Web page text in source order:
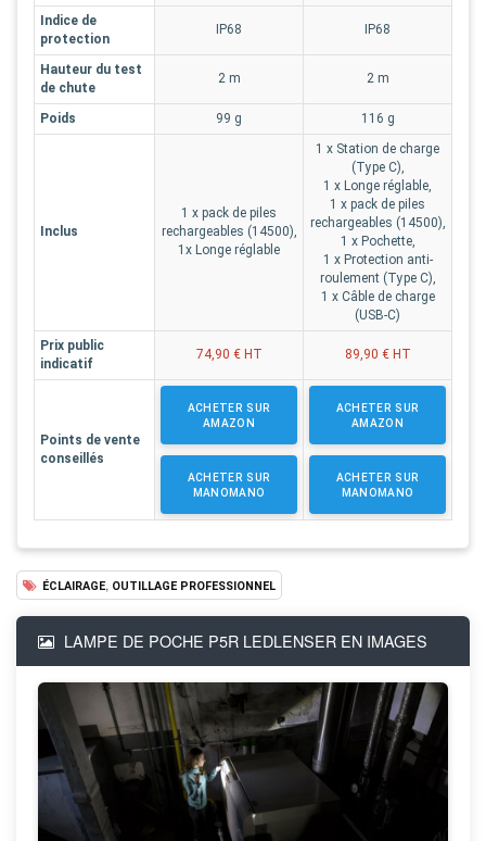
Indice de
protection
IP68 IP68
Hauteur du test
de chute
2 m 2 m
Poids 99 g 116 g
Inclus
1 x pack de piles
rechargeables (14500),
1x Longe réglable
1 x Station de charge
(Type C),
1 x Longe réglable,
1 x pack de piles
rechargeables (14500),
1 x Pochette,
1 x Protection anti-
roulement (Type C),
1 x Câble de charge
(USB-C)
Prix public
indicatif
74,90 € HT 89,90 € HT
Points de vente
conseillés
ACHETER SUR
AMAZON
ACHETER SUR
MANOMANO
ACHETER SUR
AMAZON
ACHETER SUR
MANOMANO
ÉCLAIRAGE, OUTILLAGE PROFESSIONNEL
LAMPE DE POCHE P5R LEDLENSER EN IMAGES